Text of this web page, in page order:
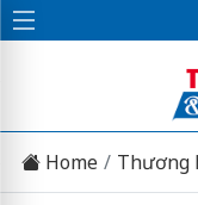
Home Thương